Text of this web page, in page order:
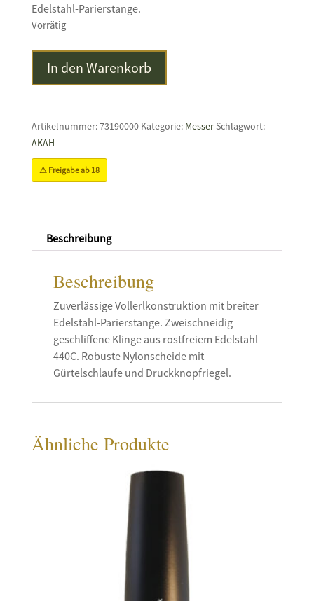
Edelstahl-Parierstange.
Vorrätig
Magnum
Menge
In den Warenkorb
Artikelnummer:73190000 Kategorie: MesserSchlagwort:
AKAH
⚠ Freigabe ab 18
Beschreibung
Beschreibung
Zuverlässige Vollerlkonstruktion mit breiter
Edelstahl-Parierstange. Zweischneidig
geschliffene Klinge aus rostfreiem Edelstahl
440C. Robuste Nylonscheide mit
Gürtelschlaufe und Druckknopfriegel.
Ähnliche Produkte